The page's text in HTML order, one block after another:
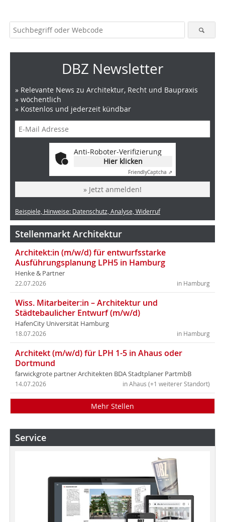
DBZ Newsletter
» Relevante News zu Architektur, Recht und Baupraxis
» wöchentlich
» Kostenlos und jederzeit kündbar
Anti-Roboter-Verifizierung
Hier klicken
FriendlyCaptcha ⇗
» Jetzt anmelden!
Beispiele, Hinweise: Datenschutz, Analyse, Widerruf
Stellenmarkt Architektur
Architekt:in (m/w/d) für entwurfsstarke
Ausführungsplanung LPH5 in Hamburg
Henke & Partner
in Hamburg
22.07.2026
Wiss. Mitarbeiter:in – Architektur und
Städtebaulicher Entwurf (m/w/d)
HafenCity Universität Hamburg
in Hamburg
18.07.2026
Architekt (m/w/d) für LPH 1-5 in Ahaus oder
Dortmund
farwickgrote partner Architekten BDA Stadtplaner PartmbB
in Ahaus (+1 weiterer Standort)
14.07.2026
Mehr Stellen
Service